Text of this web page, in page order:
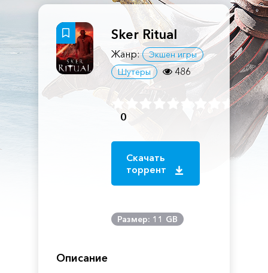
Sker Ritual
Жанр:
Экшен игры
Шутеры
486
0
Скачать
торрент
Размер: 11 GB
Описание